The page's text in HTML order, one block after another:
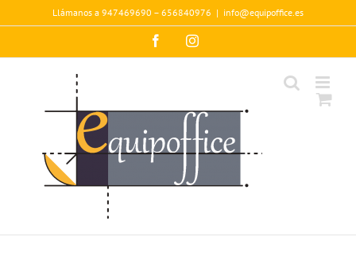
al
Llámanos a 947469690 – 656840976 | info@equipoffice.es
FacebookInstagram